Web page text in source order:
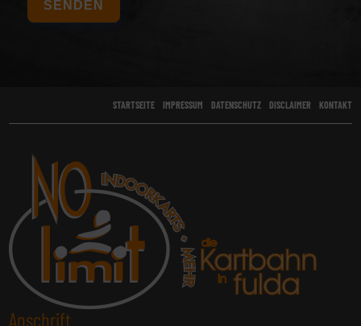
lasse
dieses
KONTAKT
DISCLAIMER
DATENSCHUTZ
IMPRESSUM
STARTSEITE
Anschrift